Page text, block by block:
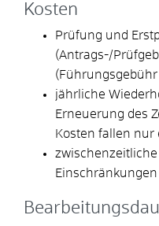
Kosten
Prüfung und
(Antrags-/
(Führungsgebühr
jährliche
Erneuerung des
Kosten fallen nur